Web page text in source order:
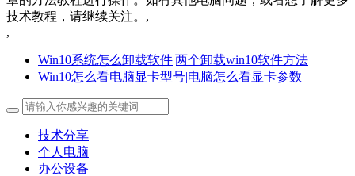
技术教程，请继续关注。 ,
,
Win10系统怎么卸载软件|两个卸载win10软件方法
Win10怎么看电脑显卡型号|电脑怎么看显卡参数
技术分享
个人电脑
办公设备